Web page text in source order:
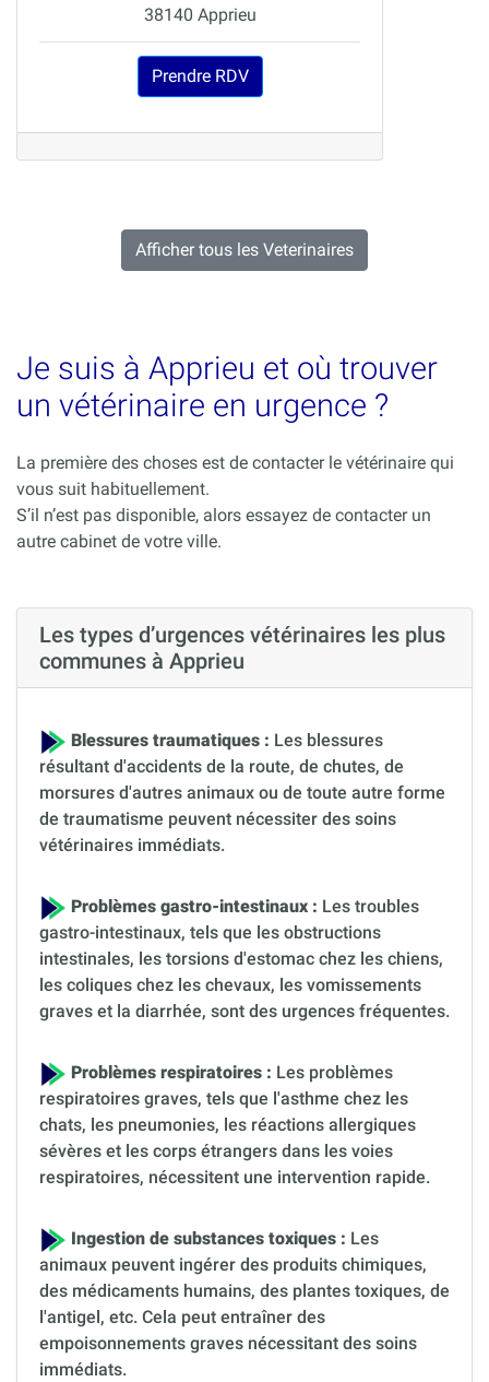
38140 Apprieu
Prendre RDV
Afficher tous les Veterinaires
Je suis à Apprieu et où trouver
un vétérinaire en urgence ?
La première des choses est de contacter le vétérinaire qui
vous suit habituellement.
S’il n’est pas disponible, alors essayez de contacter un
autre cabinet de votre ville.
Les types d’urgences vétérinaires les plus
communes à Apprieu
Blessures traumatiques : Les blessures
résultant d'accidents de la route, de chutes, de
morsures d'autres animaux ou de toute autre forme
de traumatisme peuvent nécessiter des soins
vétérinaires immédiats.
Problèmes gastro-intestinaux : Les troubles
gastro-intestinaux, tels que les obstructions
intestinales, les torsions d'estomac chez les chiens,
les coliques chez les chevaux, les vomissements
graves et la diarrhée, sont des urgences fréquentes.
Problèmes respiratoires : Les problèmes
respiratoires graves, tels que l'asthme chez les
chats, les pneumonies, les réactions allergiques
sévères et les corps étrangers dans les voies
respiratoires, nécessitent une intervention rapide.
Ingestion de substances toxiques : Les
animaux peuvent ingérer des produits chimiques,
des médicaments humains, des plantes toxiques, de
l'antigel, etc. Cela peut entraîner des
empoisonnements graves nécessitant des soins
immédiats.